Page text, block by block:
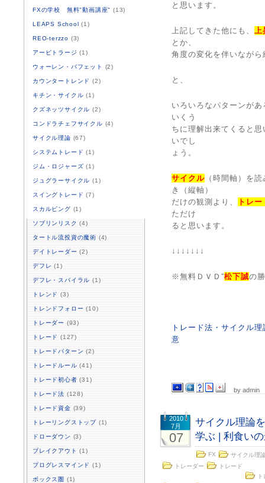
と思います。
上記してきた他にも、 上
とか、
角度の変化を伴いなが
と、
いろいろなパターンが
いくう
ちに理解出来てくると
いでし
ょう。
サイクル（時間軸）を
き（縦軸）
だけの観測より、
トレ
ただけ
ると思います。
↓↓↓↓↓↓↓
※無料ＤＶＤ“松下誠の
トレード法・サイクル
意
by admin
2010
7月
07
サイクル理論
学ぶ | 利食い
FX
サイクル理
トレーダー
トレード
FXの学校 無料"動画講座" (13)
LEAPS School (1)
REO-terzzo (3)
アービトラージ (1)
ウォーレン・バフェット (2)
カウンタートレンド (2)
キチン・サイクル (1)
クズネッツサイクル (2)
コンドラチェフサイクル (4)
サイクル理論 (67)
システムトレード (1)
ジム・ロジャーズ (1)
ジュグラーサイクル (1)
スイングトレード (7)
スカルピング (1)
ソブリンリスク (4)
タートル流投資の魔術 (4)
デイトレーダー (2)
デフレ (1)
デフレ・スパイラル (1)
トレンド (3)
トレンドフォロー (10)
トレーダー (93)
トレード (127)
トレードパターン (2)
トレードルール (41)
トレード初心者 (31)
トレード法 (128)
トレード資金 (39)
トレーリングストップ (1)
ドローダウン (3)
ブレイクアウト (1)
プログレスマインド (1)
ボックス圏 (1)